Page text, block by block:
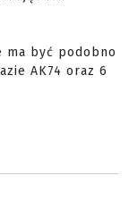
ma być podobno
AK74 oraz 6